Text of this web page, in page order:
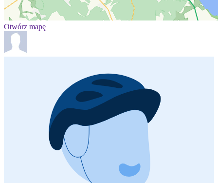
Otwórz mapę